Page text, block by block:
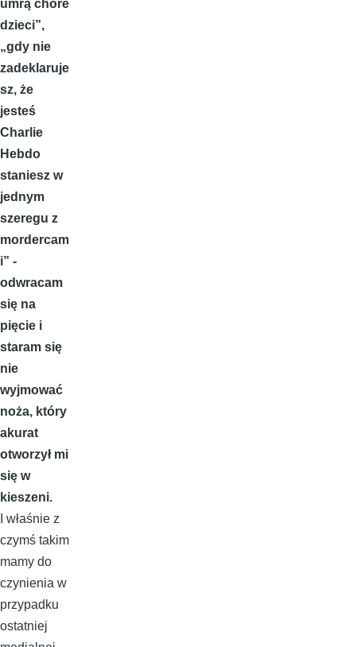
umrą chore
dzieci”,
„gdy nie
zadeklaruje
sz, że
jesteś
Charlie
Hebdo
staniesz w
jednym
szeregu z
mordercam
i” -
odwracam
się na
pięcie i
staram się
nie
wyjmować
noża, który
akurat
otworzył mi
się w
kieszeni.
I właśnie z
czymś takim
mamy do
czynienia w
przypadku
ostatniej